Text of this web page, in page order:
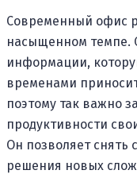
Современный офис
насыщенном темпе.
информации,
временами
поэтому так важно
продуктивности
Он позволяет снять
решения новых